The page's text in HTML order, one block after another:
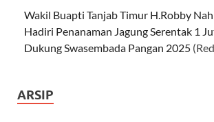
Wakil Buapti Tanjab Timur H.Robby
Hadiri Penanaman Jagung Serentak 1
Dukung Swasembada Pangan 2025
ARSIP